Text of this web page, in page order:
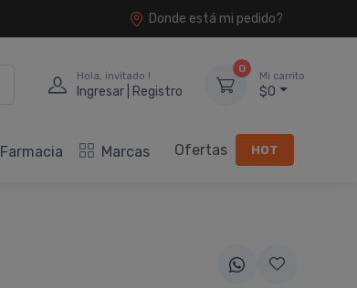
Donde está mi pedido?
Hola, invitado !
Ingresar | Registro
0
Mi carrito
$0
Farmacia Marcas Ofertas HOT